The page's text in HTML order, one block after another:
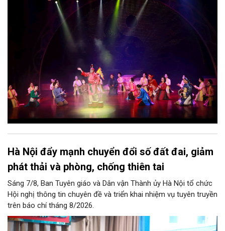
Nhưng trong kỷ nguyên mới, câu hỏi đặt ra không chỉ Hà Nội có
bao nhiêu di sản, bao nhiêu văn nghệ sĩ, trí thức, không gian ký
ức, mà là làm thế nào để những giá trị ấy trở thành nguồn lực
phát triển, thành sức mạnh mềm, thành động lực sáng tạo,
thành năng lực cạnh tranh của Thủ đô.
Hà Nội đẩy mạnh chuyển đổi số đất đai, giảm
phát thải và phòng, chống thiên tai
Sáng 7/8, Ban Tuyên giáo và Dân vận Thành ủy Hà Nội tổ chức
Hội nghị thông tin chuyên đề và triển khai nhiệm vụ tuyên truyền
trên báo chí tháng 8/2026.